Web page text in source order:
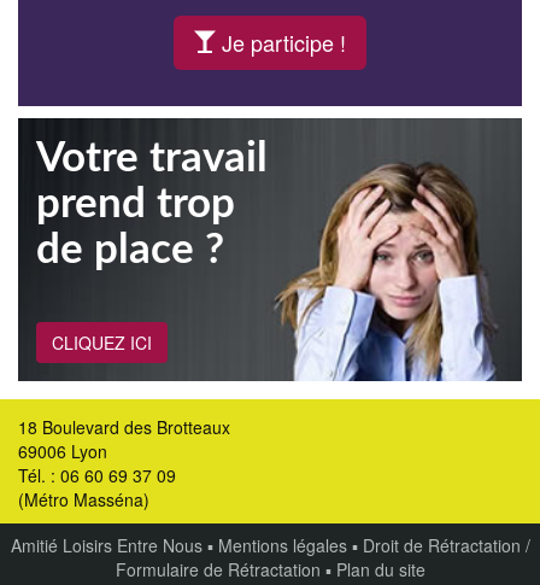
Je participe !
Votre travail
prend trop
de place ?
CLIQUEZ ICI
18 Boulevard des Brotteaux
69006 Lyon
Tél. : 06 60 69 37 09
(Métro Masséna)
Amitié Loisirs Entre Nous▪ Mentions légales▪ Droit de Rétractation /
Formulaire de Rétractation ▪ Plan du site